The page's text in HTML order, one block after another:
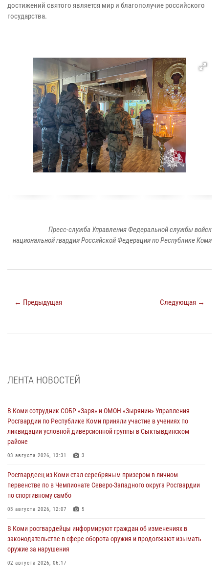
достижений святого является мир и благополучие российского
государства.
Пресс-служба Управления Федеральной службы войск
национальной гвардии Российской Федерации по Республике Коми
← Предыдущая Следующая →
ЛЕНТА НОВОСТЕЙ
В Коми сотрудник СОБР «Заря» и ОМОН «Зырянин» Управления
Росгвардии по Республике Коми приняли участие в учениях по
ликвидации условной диверсионной группы в Сыктывдинском
районе
03 августа 2026, 13:31 3
Росгвардеец из Коми стал серебряным призером в личном
первенстве по в Чемпионате Северо-Западного округа Росгвардии
по спортивному самбо
03 августа 2026, 12:07 5
В Коми росгвардейцы информируют граждан об изменениях в
законодательстве в сфере оборота оружия и продолжают изымать
оружие за нарушения
02 августа 2026, 06:17